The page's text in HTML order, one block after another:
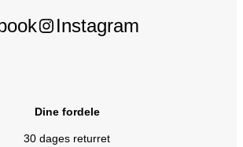
Instagram
Dine fordele
30 dages returret